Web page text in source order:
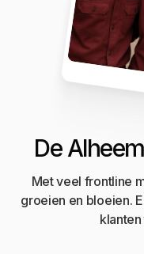
De
Met veel frontline
groeien en bloeien.